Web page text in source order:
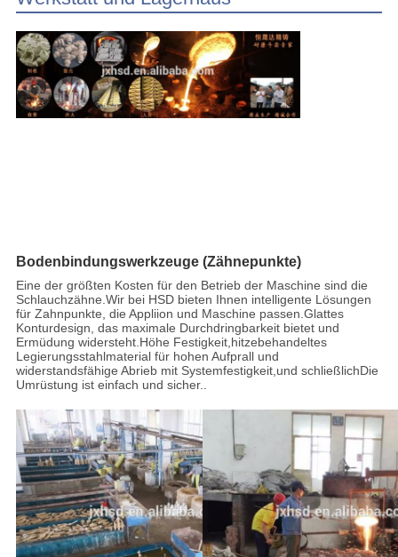
Bodenbindungswerkzeuge (Zähnepunkte)
Eine der größten Kosten für den Betrieb der Maschine sind die
Schlauchzähne.Wir bei HSD bieten Ihnen intelligente Lösungen
für Zahnpunkte, die Appliion und Maschine passen.Glattes
Konturdesign, das maximale Durchdringbarkeit bietet und
Ermüdung widersteht.Höhe Festigkeit,hitzebehandeltes
Legierungsstahlmaterial für hohen Aufprall und
widerstandsfähige Abrieb mit Systemfestigkeit,und schließlichDie
Umrüstung ist einfach und sicher..